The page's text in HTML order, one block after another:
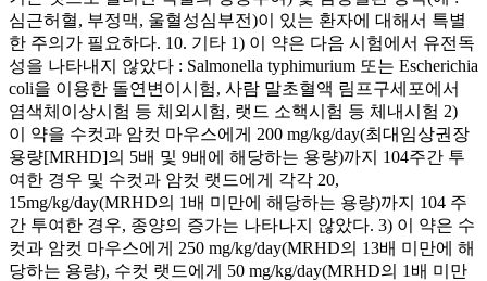
심근허혈, 부정맥, 울혈성심부전)이 있는 환자에 대해서 특별
한 주의가 필요하다. 10. 기타 1) 이 약은 다음 시험에서 유전독
성을 나타내지 않았다 : Salmonella typhimurium 또는 Escherichia
coli을 이용한 돌연변이시험, 사람 말초혈액 림프구세포에서
염색체이상시험 등 체외시험, 랫드 소핵시험 등 체내시험 2)
이 약을 수컷과 암컷 마우스에게 200 mg/kg/day(최대임상권장
용량[MRHD]의 5배 및 9배에 해당하는 용량)까지 104주간 투
여한 경우 및 수컷과 암컷 랫드에게 각각 20,
15mg/kg/day(MRHD의 1배 미만에 해당하는 용량)까지 104 주
간 투여한 경우, 종양의 증가는 나타나지 않았다. 3) 이 약은 수
컷과 암컷 마우스에게 250 mg/kg/day(MRHD의 13배 미만에 해
당하는 용량), 수컷 랫드에게 50 mg/kg/day(MRHD의 1배 미만